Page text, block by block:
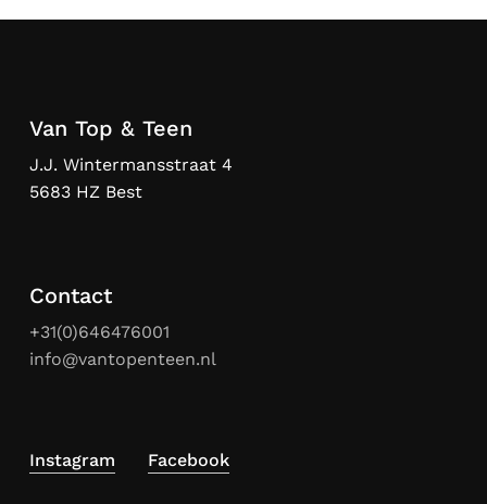
Van Top & Teen
J.J. Wintermansstraat 4
5683 HZ Best
Contact
+31(0)646476001
info@vantopenteen.nl
Instagram Facebook